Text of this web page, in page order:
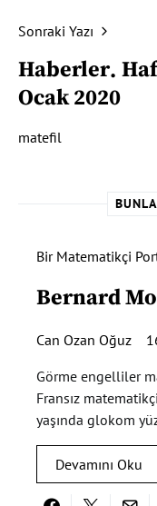
Sonraki Yazı
Haberler
Ocak 2020
matefil
Bir Matematikçi
Bernard
Can Ozan Oğuz
Görme engelliler
Fransız
yaşında glokom
Devamını Oku